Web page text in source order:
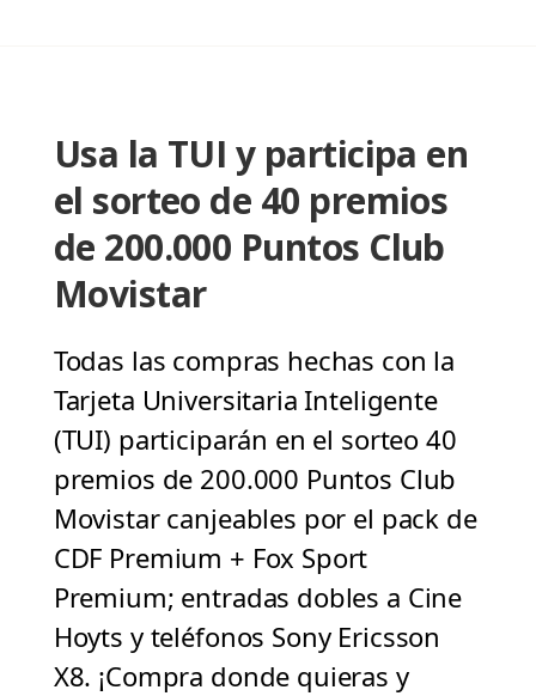
Usa la TUI y participa en
el sorteo de 40 premios
de 200.000 Puntos Club
Movistar
Todas las compras hechas con la
Tarjeta Universitaria Inteligente
(TUI) participarán en el sorteo 40
premios de 200.000 Puntos Club
Movistar canjeables por el pack de
CDF Premium + Fox Sport
Premium; entradas dobles a Cine
Hoyts y teléfonos Sony Ericsson
X8. ¡Compra donde quieras y